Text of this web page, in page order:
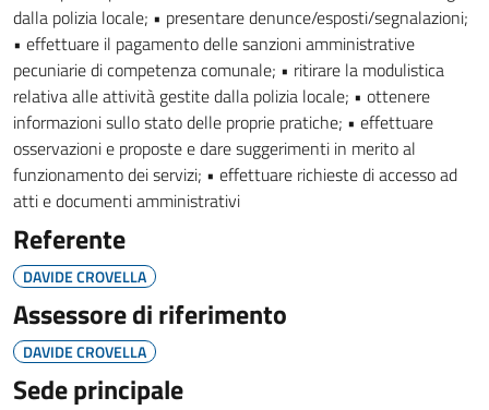
dalla polizia locale; • presentare denunce/esposti/segnalazioni;
• effettuare il pagamento delle sanzioni amministrative
pecuniarie di competenza comunale; • ritirare la modulistica
relativa alle attività gestite dalla polizia locale; • ottenere
informazioni sullo stato delle proprie pratiche; • effettuare
osservazioni e proposte e dare suggerimenti in merito al
funzionamento dei servizi; • effettuare richieste di accesso ad
atti e documenti amministrativi
Referente
DAVIDE CROVELLA
Assessore di riferimento
DAVIDE CROVELLA
Sede principale